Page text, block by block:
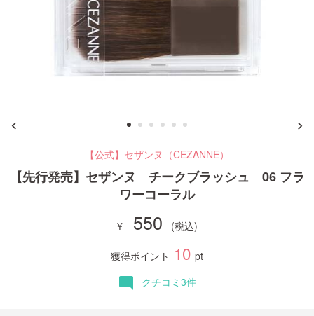
ご利用ガイド
お問い合わせ
【公式】セザンヌ（CEZANNE）
【先行発売】セザンヌ チークブラッシュ 06 フラ
ワーコーラル
550
獲得ポイント 10 pt
mode_comment クチコミ3件